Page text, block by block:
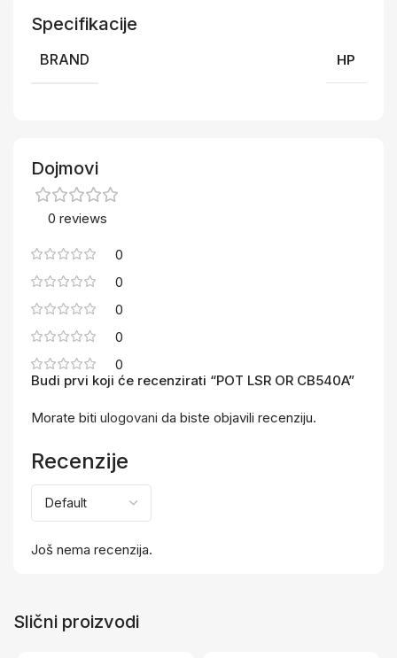
Specifikacije
BRAND HP
Dojmovi
0 reviews
0
0
0
0
0
Recenzije
Još nema recenzija.
Budi prvi koji će recenzirati “POT LSR OR CB540A”
Morate biti ulogovani da biste objavili recenziju.
Slični proizvodi